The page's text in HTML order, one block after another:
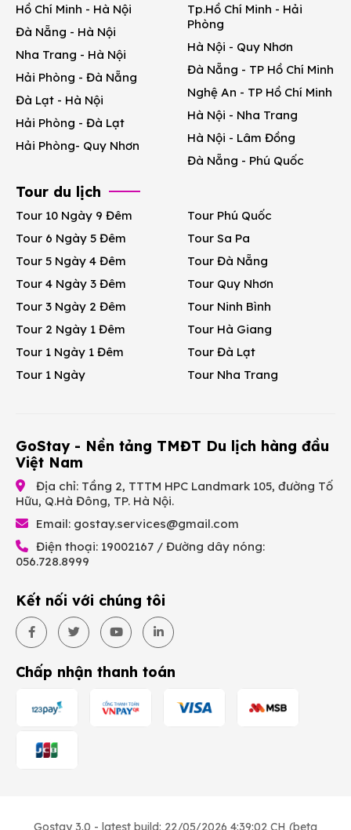
Hồ Chí Minh - Hà Nội
Đà Nẵng - Hà Nội
Nha Trang - Hà Nội
Hải Phòng - Đà Nẵng
Đà Lạt - Hà Nội
Hải Phòng - Đà Lạt
Hải Phòng- Quy Nhơn
Tp.Hồ Chí Minh - Hải
Phòng
Hà Nội - Quy Nhơn
Đà Nẵng - TP Hồ Chí Minh
Nghệ An - TP Hồ Chí Minh
Hà Nội - Nha Trang
Hà Nội - Lâm Đồng
Đà Nẵng - Phú Quốc
Tour du lịch
Tour 10 Ngày 9 Đêm
Tour 6 Ngày 5 Đêm
Tour 5 Ngày 4 Đêm
Tour 4 Ngày 3 Đêm
Tour 3 Ngày 2 Đêm
Tour 2 Ngày 1 Đêm
Tour 1 Ngày 1 Đêm
Tour 1 Ngày
Tour Phú Quốc
Tour Sa Pa
Tour Đà Nẵng
Tour Quy Nhơn
Tour Ninh Bình
Tour Hà Giang
Tour Đà Lạt
Tour Nha Trang
GoStay - Nền tảng TMĐT Du lịch hàng đầu
Việt Nam
Địa chỉ: Tầng 2, TTTM HPC Landmark 105, đường Tố
Hữu, Q.Hà Đông, TP. Hà Nội.
Email: gostay.services@gmail.com
Điện thoại: 19002167 / Đường dây nóng:
056.728.8999
Kết nối với chúng tôi
Chấp nhận thanh toán
Gostay 3.0 - latest build: 22/05/2026 4:39:02 CH (beta